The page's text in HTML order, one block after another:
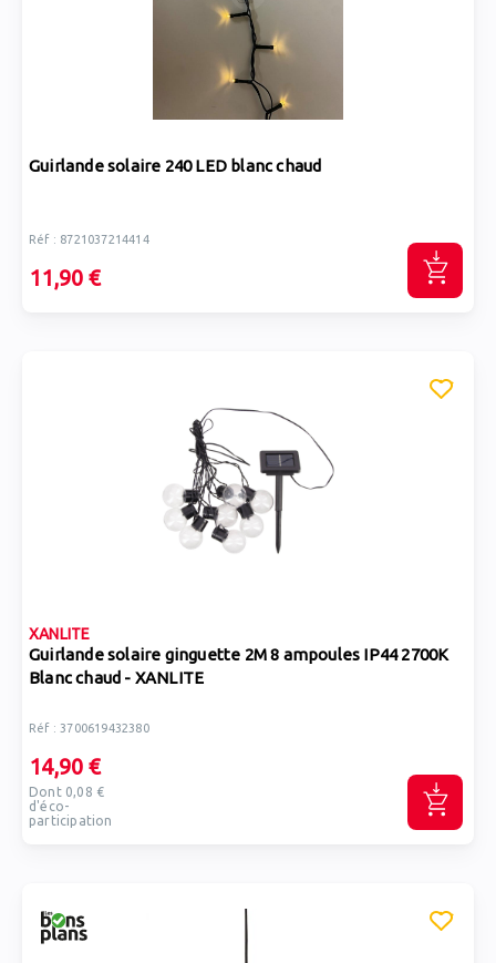
Guirlande solaire 240 LED blanc chaud
Réf : 8721037214414
11,90 €
XANLITE
Guirlande solaire ginguette 2M 8 ampoules IP44 2700K
Blanc chaud - XANLITE
Réf : 3700619432380
14,90 €
Dont 0,08 €
d'éco-
participation